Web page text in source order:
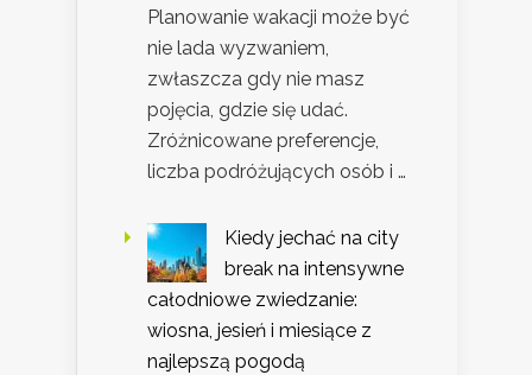
Planowanie wakacji może być
nie lada wyzwaniem,
zwłaszcza gdy nie masz
pojęcia, gdzie się udać.
Zróżnicowane preferencje,
liczba podróżujących osób i …
Kiedy jechać na city
break na intensywne
całodniowe zwiedzanie:
wiosna, jesień i miesiące z
najlepszą pogodą